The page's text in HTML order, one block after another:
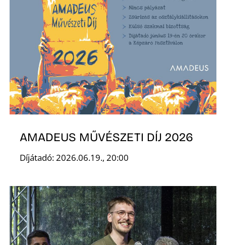
AMADEUS MŰVÉSZETI DÍJ 2026
Díjátadó: 2026.06.19., 20:00